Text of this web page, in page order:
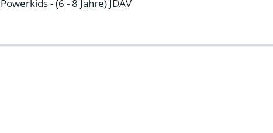
Powerkids - (6 - 8 Jahre) JDAV